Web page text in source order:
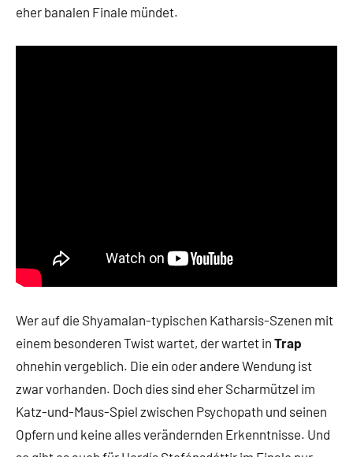
eher banalen Finale mündet.
Wer auf die Shyamalan-typischen Katharsis-Szenen mit
einem besonderen Twist wartet, der wartet in Trap
ohnehin vergeblich. Die ein oder andere Wendung ist
zwar vorhanden. Doch dies sind eher Scharmützel im
Katz-und-Maus-Spiel zwischen Psychopath und seinen
Opfern und keine alles verändernden Erkenntnisse. Und